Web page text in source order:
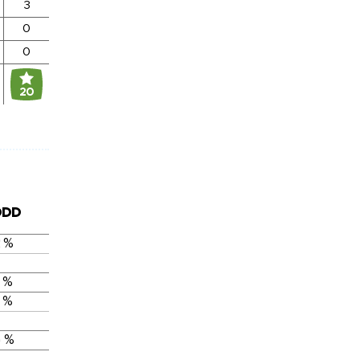
3
0
0
20
%
%
%
%